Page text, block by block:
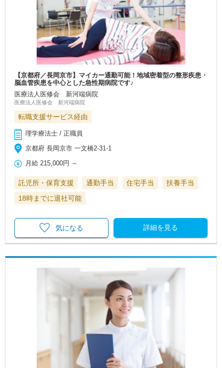
【京都府／長岡京市】マイカー通勤可能！地域密着型の整形疾患・
脳血管疾患を中心とした急性期病院です♪
医療法人医修会 新河端病院
医療法人医修会 新河端病院
転職支援サービス経由
理学療法士 / 正職員
京都府 長岡京市 一文橋2-31-1
月給 215,000円 ～
託児所・保育支援 通勤手当 住宅手当
扶養手当
18時までに退社可能
詳細を見る
気になる